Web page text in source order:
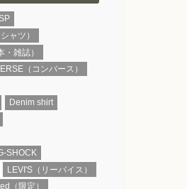
ャツ）
・雑誌）
（コンバース）
Denim shirt
SHOCK
LEVI'S（リーバイス）
（限定）